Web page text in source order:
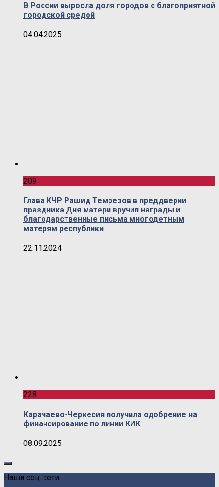
В России выросла доля городов с благоприятной
городской средой
04.04.2025
209
Глава КЧР Рашид Темрезов в преддверии
праздника Дня матери вручил награды и
благодарственные письма многодетным
матерям республики
22.11.2024
228
Карачаево-Черкесия получила одобрение на
финансирование по линии КИК
08.09.2025
Наши соц. сети: